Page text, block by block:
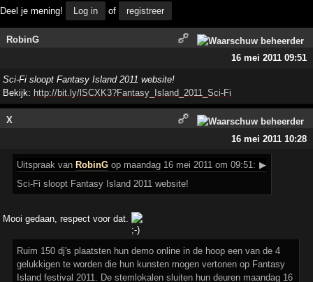
Deel je mening! Log in of registreer
RobinG
16 mei 2011 09:51
Sci-Fi sloopt Fantasy Island 2011 website!
Bekijk: http://bit.ly/lSCXK3?Fantasy_Island_2011_Sci-Fi
X
16 mei 2011 10:28
Uitspraak van RobinG op maandag 16 mei 2011 om 09:51: ▶
Sci-Fi sloopt Fantasy Island 2011 website!
Mooi gedaan, respect voor dat.
Ruim 150 dj's plaatsten hun demo online in de hoop een van de 4
gelukkigen te worden die hun kunsten mogen vertonen op Fantasy
Island festival 2011. De stemlokalen sluiten hun deuren maandag 16